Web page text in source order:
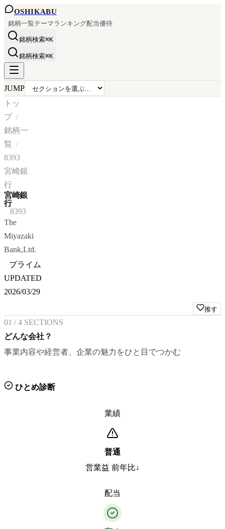
OSHIKABU
銘柄一覧テーマランキング配当優待
銘柄検索⌘K
銘柄検索⌘K
JUMP
トッ
プ
銘柄一
覧
8393
宮崎銀
行
宮崎銀
行
8393
The
Miyazaki
Bank,Ltd.
プライム
UPDATED
2026/03/29
推す
01 /4 SECTIONS
どんな会社？
事業内容や経営者、企業の魅力をひと目でつかむ
ひとめ診断
業績
普通
営業益 前年比↓
配当